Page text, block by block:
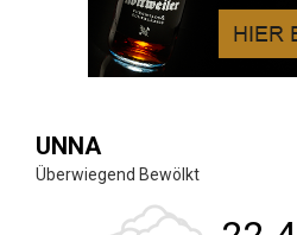
UNNA
Überwiegend Bewölkt